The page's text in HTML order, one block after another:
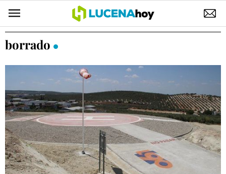
POLÍTICA
ELECCIONES
SUCESOS
ECONOMÍA
DESARROLLO LOCAL
LUCENA EMPRESAS
borrado